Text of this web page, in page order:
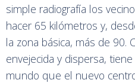
simple radiografía los
hacer 65 kilómetros y,
la zona básica, más de 90.
envejecida y dispersa,
mundo que el nuevo